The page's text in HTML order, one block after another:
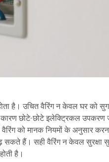
है। उचित वैरिंग न केवल घर को
कारण छोटे-छोटे इलेक्ट्रिकल
वैरिंग को मानक नियमों के अनुसार
सकते हैं। सही वैरिंग न केवल सुरक्षा
है।